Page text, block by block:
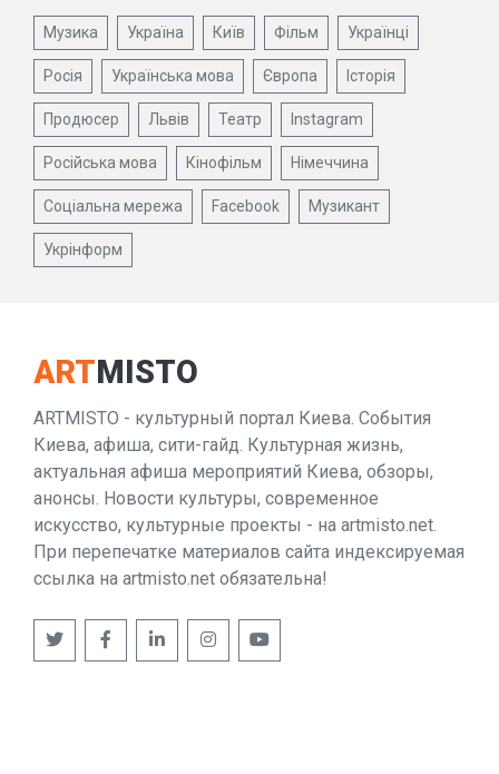
Музика Україна Київ Фільм Українці
Росія Українська мова Європа Історія
Продюсер Львів Театр Instagram
Російська мова Кінофільм Німеччина
Соціальна мережа Facebook Музикант
Укрінформ
ARTMISTO
ARTMISTO - культурный портал Киева. События
Киева, афиша, сити-гайд. Культурная жизнь,
актуальная афиша мероприятий Киева, обзоры,
анонсы. Новости культуры, современное
искусство, культурные проекты - на artmisto.net.
При перепечатке материалов сайта индексируемая
ссылка на artmisto.net обязательна!